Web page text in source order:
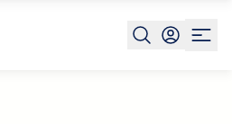
Castellanza